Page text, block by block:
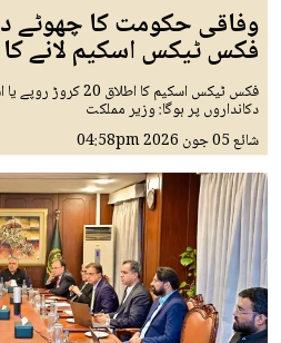
وفاقی حکومت کا چھوٹے
فکس ٹیکس اسکیم لانے کا
فکس ٹیکس اسکیم کا
دکانداروں پر ہوگا: وزیر مملکت
شائع05 جون 2026 04:58pm